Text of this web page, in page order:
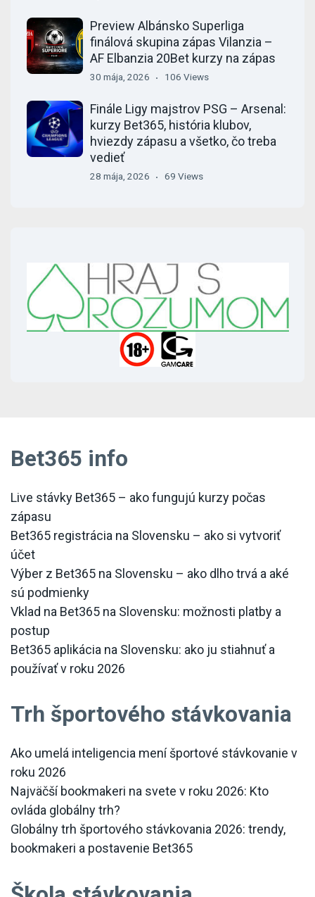
Preview Albánsko Superliga
finálová skupina zápas Vilanzia –
AF Elbanzia 20Bet kurzy na zápas
30 mája, 2026 106 Views
Finále Ligy majstrov PSG – Arsenal:
kurzy Bet365, história klubov,
hviezdy zápasu a všetko, čo treba
vedieť
28 mája, 2026 69 Views
Bet365 info
Live stávky Bet365 – ako fungujú kurzy počas
zápasu
Bet365 registrácia na Slovensku – ako si vytvoriť
účet
Výber z Bet365 na Slovensku – ako dlho trvá a aké
sú podmienky
Vklad na Bet365 na Slovensku: možnosti platby a
postup
Bet365 aplikácia na Slovensku: ako ju stiahnuť a
používať v roku 2026
Trh športového stávkovania
Ako umelá inteligencia mení športové stávkovanie v
roku 2026
Najväčší bookmakeri na svete v roku 2026: Kto
ovláda globálny trh?
Globálny trh športového stávkovania 2026: trendy,
bookmakeri a postavenie Bet365